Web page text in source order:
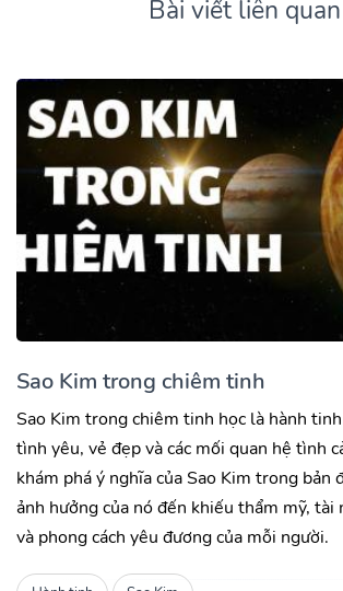
Bài viết liên quan
Sao Kim trong chiêm tinh
Sao Kim trong chiêm tinh học là hành
tình yêu, vẻ đẹp và các mối quan hệ tình
khám phá ý nghĩa của Sao Kim trong bản
ảnh hưởng của nó đến khiếu thẩm mỹ, tài
và phong cách yêu đương của mỗi người.